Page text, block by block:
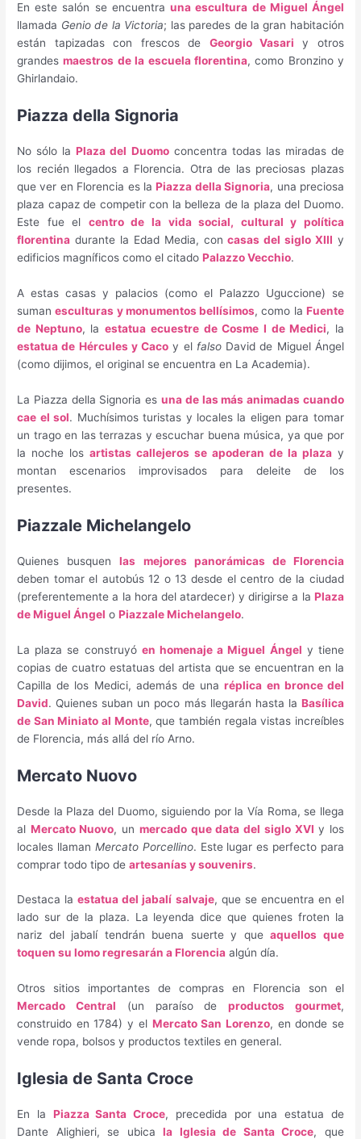
En este salón se encuentrauna escultura de Miguel Ángel
llamada Genio de la Victoria; las paredes de la gran habitación
están tapizadas con frescos de Georgio Vasari y otros
grandesmaestros de la escuela florentina, como Bronzino y
Ghirlandaio.
Piazza della Signoria
No sólo laPlaza del Duomoconcentra todas las miradas de
los recién llegados a Florencia. Otra de las preciosas plazas
que ver en Florencia es laPiazza della Signoria, una preciosa
plaza capaz de competir con la belleza de la plaza del Duomo.
Este fue el centro de la vida social, cultural y política
florentina durante la Edad Media, concasas del siglo XIII y
edificios magníficos como el citadoPalazzo Vecchio.
A estas casas y palacios (como el Palazzo Uguccione) se
sumanesculturas y monumentos bellísimos, como la Fuente
de Neptuno, laestatua ecuestre de Cosme I de Medici, la
estatua de Hércules y Caco y el falsoDavid de Miguel Ángel
(como dijimos, el original se encuentra en La Academia).
La Piazza della Signoria es una de las más animadas cuando
cae el sol. Muchísimos turistas y locales la eligen para tomar
un trago en las terrazas y escuchar buena música, ya que por
la noche losartistas callejeros se apoderan de la plazay
montan escenarios improvisados para deleite de los
presentes.
Piazzale Michelangelo
Quienes busquenlas mejores panorámicas de Florencia
deben tomar el autobús 12 o 13 desde el centro de la ciudad
(preferentemente a la hora del atardecer) y dirigirse a la Plaza
de Miguel Ángel oPiazzale Michelangelo.
La plaza se construyó en homenaje a Miguel Ángel y tiene
copias de cuatro estatuas del artista que se encuentran en la
Capilla de los Medici, además de unaréplica en bronce del
David. Quienes suban un poco más llegarán hasta la Basílica
de San Miniato al Monte, que también regala vistas increíbles
de Florencia, más allá del río Arno.
Mercato Nuovo
Desde la Plaza del Duomo, siguiendo por la Vía Roma, se llega
al Mercato Nuovo, un mercado que data del siglo XVI y los
locales llaman Mercato Porcellino. Este lugar es perfecto para
comprar todo tipo deartesanías y souvenirs.
Destaca laestatua del jabalí salvaje, que se encuentra en el
lado sur de la plaza. La leyenda dice que quienes froten la
nariz del jabalí tendrán buena suerte y queaquellos que
toquen su lomo regresarán a Florencia algún día.
Otros sitios importantes de compras en Florencia son el
Mercado Central (un paraíso deproductos gourmet,
construido en 1784) y el Mercato San Lorenzo, en donde se
vende ropa, bolsos y productos textiles en general.
Iglesia de Santa Croce
En la Piazza Santa Croce, precedida por una estatua de
Dante Alighieri, se ubicala Iglesia de Santa Croce, que